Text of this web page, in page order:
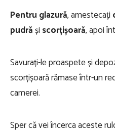
Pentru glazură, amestecați
pudrăși scorțișoară, apoi
Savurați-le proaspete și
scorțișoară rămase într-un
camerei.
Sper că vei încerca aceste